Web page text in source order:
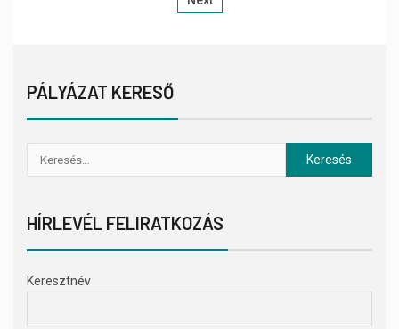
PÁLYÁZAT KERESŐ
HÍRLEVÉL FELIRATKOZÁS
Keresztnév